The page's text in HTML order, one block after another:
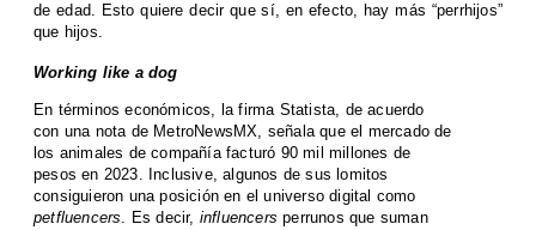
de edad. Esto quiere decir que sí, en efecto, hay más “perrhijos”
que hijos.
Working like a dog
En términos económicos, la firma Statista, de acuerdo
con una nota de MetroNewsMX, señala que el mercado de
los animales de compañía facturó 90 mil millones de
pesos en 2023. Inclusive, algunos de sus lomitos
consiguieron una posición en el universo digital como
petfluencers. Es decir, influencers perrunos que suman